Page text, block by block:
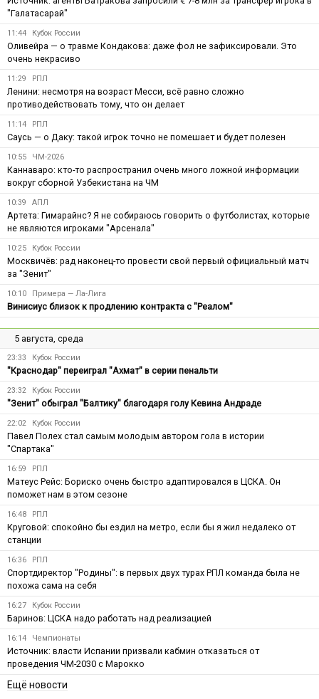
"Галатасарай"
11:44 Кубок России
Оливейра — о травме Кондакова: даже фол не зафиксировали. Это
очень некрасиво
11:29 РПЛ
Ленини: несмотря на возраст Месси, всё равно сложно
противодействовать тому, что он делает
11:14 РПЛ
Саусь — о Даку: такой игрок точно не помешает и будет полезен
10:55 ЧМ-2026
Каннаваро: кто-то распространил очень много ложной информации
вокруг сборной Узбекистана на ЧМ
10:39 АПЛ
Артета: Гимарайнс? Я не собираюсь говорить о футболистах, которые
не являются игроками "Арсенала"
10:25 Кубок России
Москвичёв: рад наконец-то провести свой первый официальный матч
за "Зенит"
10:10 Примера — Ла-Лига
Винисиус близок к продлению контракта с "Реалом"
5 августа, среда
23:33 Кубок России
"Краснодар" переиграл "Ахмат" в серии пенальти
23:32 Кубок России
"Зенит" обыграл "Балтику" благодаря голу Кевина Андраде
22:02 Кубок России
Павел Полех стал самым молодым автором гола в истории
"Спартака"
16:59 РПЛ
Матеус Рейс: Бориско очень быстро адаптировался в ЦСКА. Он
поможет нам в этом сезоне
16:48 РПЛ
Круговой: спокойно бы ездил на метро, если бы я жил недалеко от
станции
16:36 РПЛ
Спортдиректор "Родины": в первых двух турах РПЛ команда была не
похожа сама на себя
16:27 Кубок России
Баринов: ЦСКА надо работать над реализацией
16:14 Чемпионаты
Источник: власти Испании призвали кабмин отказаться от
проведения ЧМ-2030 с Марокко
Ещё новости